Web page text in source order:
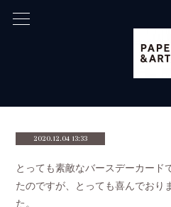
2020.12.04 13:33
とっても素敵なバースデーカード
たのですが、とっても喜んでおり
た。